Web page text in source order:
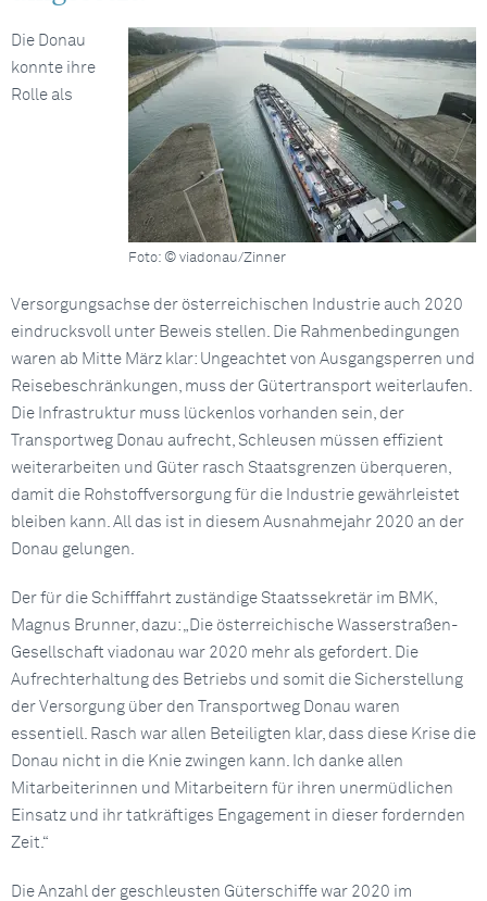
Foto: © viadonau/Zinner
Die Donau
konnte ihre
Rolle als
Versorgungsachse der österreichischen Industrie auch 2020
eindrucksvoll unter Beweis stellen. Die Rahmenbedingungen
waren ab Mitte März klar: Ungeachtet von Ausgangsperren und
Reisebeschränkungen, muss der Gütertransport weiterlaufen.
Die Infrastruktur muss lückenlos vorhanden sein, der
Transportweg Donau aufrecht, Schleusen müssen effizient
weiterarbeiten und Güter rasch Staatsgrenzen überqueren,
damit die Rohstoffversorgung für die Industrie gewährleistet
bleiben kann. All das ist in diesem Ausnahmejahr 2020 an der
Donau gelungen.
Der für die Schifffahrt zuständige Staatssekretär im BMK,
Magnus Brunner, dazu: „Die österreichische Wasserstraßen-
Gesellschaft viadonau war 2020 mehr als gefordert. Die
Aufrechterhaltung des Betriebs und somit die Sicherstellung
der Versorgung über den Transportweg Donau waren
essentiell. Rasch war allen Beteiligten klar, dass diese Krise die
Donau nicht in die Knie zwingen kann. Ich danke allen
Mitarbeiterinnen und Mitarbeitern für ihren unermüdlichen
Einsatz und ihr tatkräftiges Engagement in dieser fordernden
Zeit.“
Die Anzahl der geschleusten Güterschiffe war 2020 im